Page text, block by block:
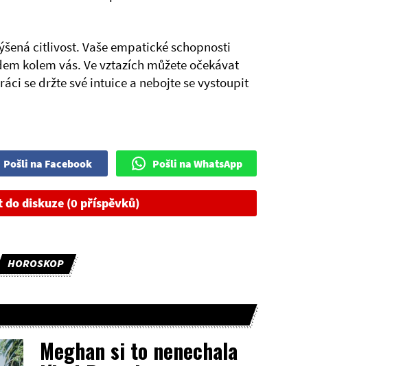
citlivost. Vaše empatické schopnosti
kolem vás. Ve vztazích můžete očekávat
se držte své intuice a nebojte se vystoupit
Pošli na Facebook Pošli na WhatsApp
do diskuze (0 příspěvků)
HOROSKOP
Meghan si to nenechala